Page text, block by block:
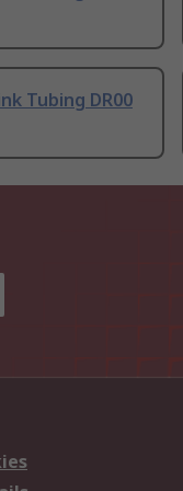
Tubing DR00